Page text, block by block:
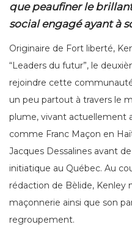
que peaufiner le
social engagé ayant à
Originaire de Fort liberté,
“Leaders du futur”, le
rejoindre cette
un peu partout à travers le
plume, vivant actuellement
comme Franc Maçon en
Jacques Dessalines avant
initiatique au Québec. Au
rédaction de Bèlide, Kenley
maçonnerie ainsi que son
regroupement.